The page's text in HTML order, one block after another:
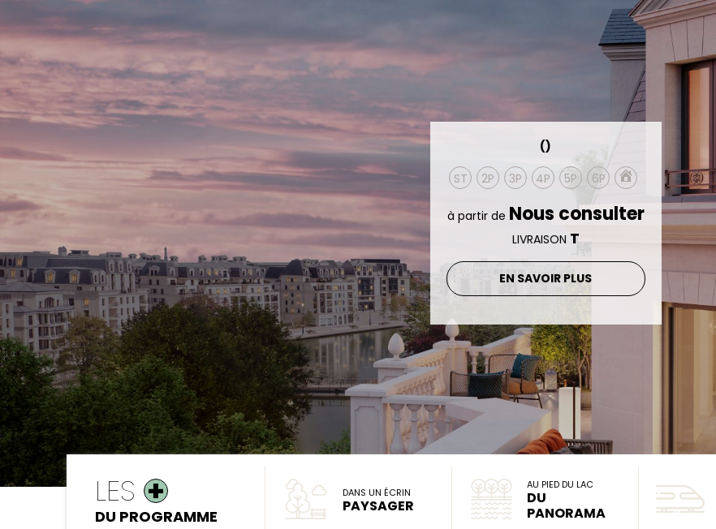
()
ST
2P 3P 4P 5P 6P
à partir de Nous consulter
LIVRAISON T
EN SAVOIR PLUS
LES+
DU PROGRAMME
DANS UN ÉCRIN
PAYSAGER
AU PIED DU LAC
DU
PANORAMA